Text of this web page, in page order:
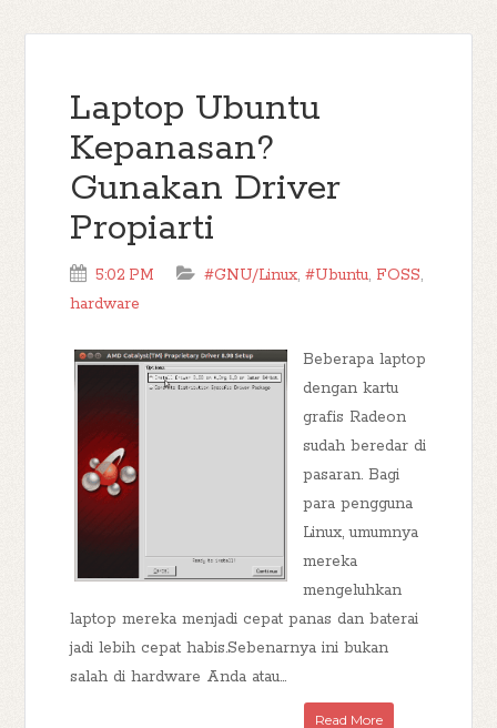
Laptop Ubuntu
Kepanasan?
Gunakan Driver
Propiarti
5:02 PM #GNU/Linux,#Ubuntu, FOSS,
hardware
Beberapa laptop
dengan kartu
grafis Radeon
sudah beredar di
pasaran. Bagi
para pengguna
Linux, umumnya
mereka
mengeluhkan
laptop mereka menjadi cepat panas dan baterai
jadi lebih cepat habis.Sebenarnya ini bukan
salah di hardware Anda atau...
Read More